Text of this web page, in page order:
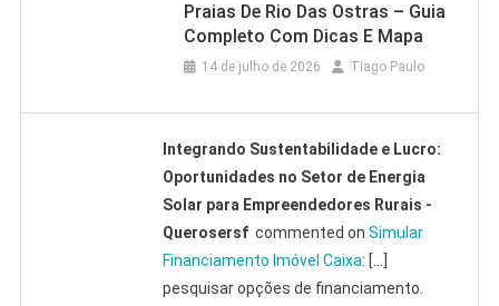
Praias De Rio Das Ostras – Guia
Completo Com Dicas E Mapa
14 de julho de 2026 Tiago Paulo
Integrando Sustentabilidade e Lucro:
Oportunidades no Setor de Energia
Solar para Empreendedores Rurais -
Querosersf commented onSimular
Financiamento Imóvel Caixa: […]
pesquisar opções de financiamento.